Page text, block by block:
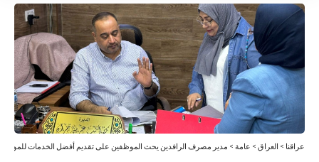
عراقنا > العراق > عامة > مدير مصرف الرافدين يحث الموظفين على تقديم أفضل الخدمات